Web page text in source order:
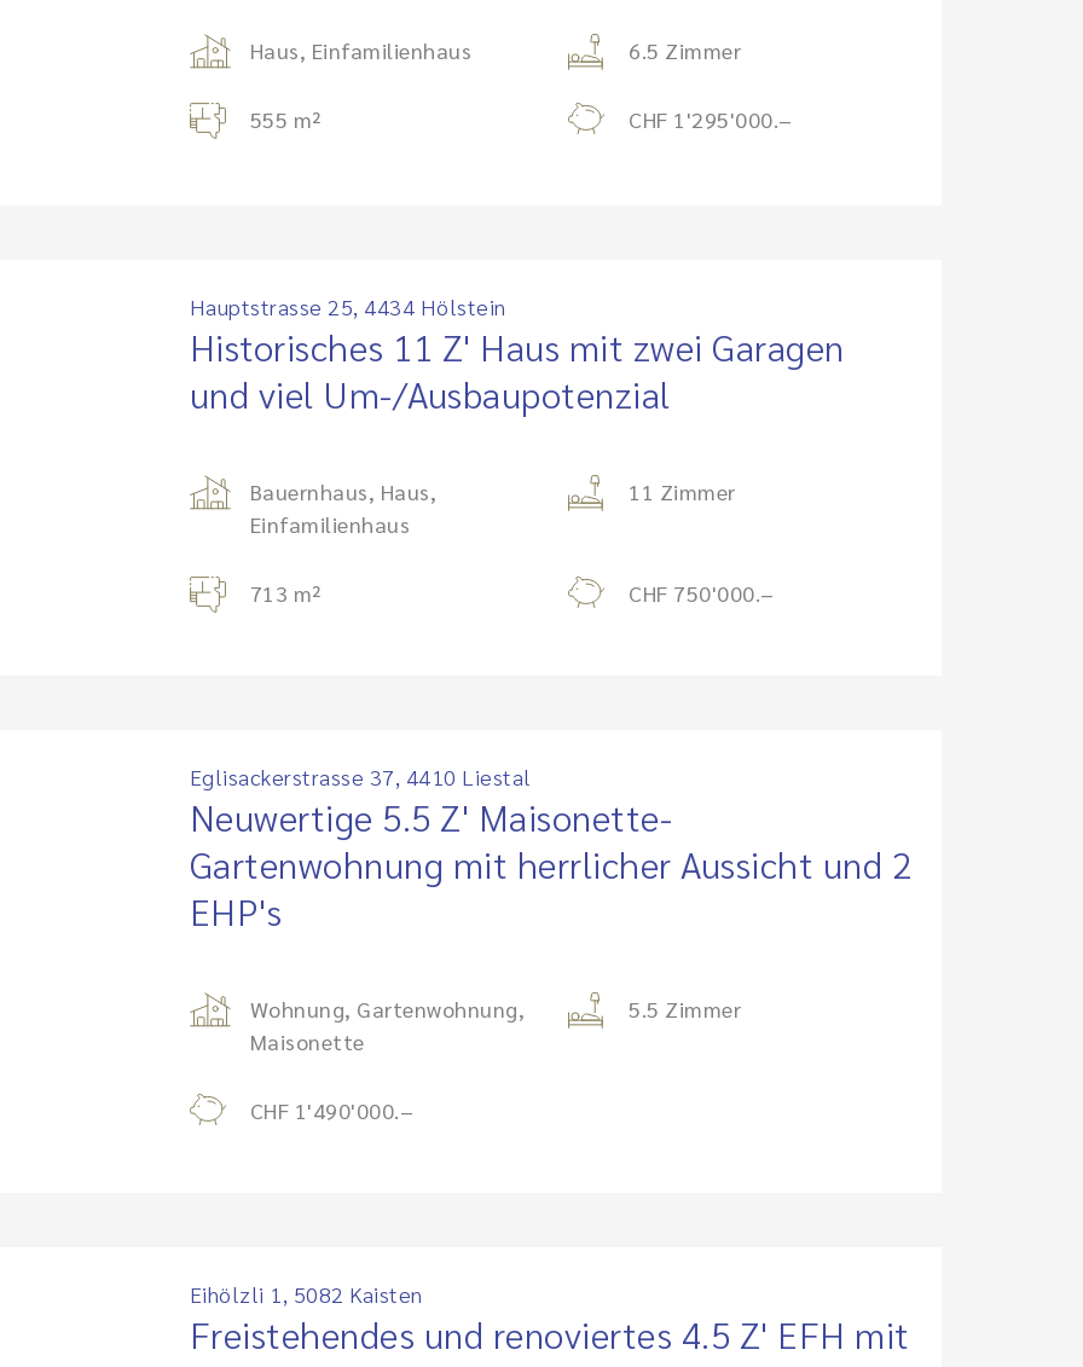
Haus, Einfamilienhaus 6.5 Zimmer
555 m² CHF 1'295'000.–
Hauptstrasse 25, 4434 Hölstein
Historisches 11 Z' Haus mit zwei Garagen
und viel Um-/Ausbaupotenzial
Bauernhaus, Haus,
Einfamilienhaus
11 Zimmer
713 m² CHF 750'000.–
Eglisackerstrasse 37, 4410 Liestal
Neuwertige 5.5 Z' Maisonette-
Gartenwohnung mit herrlicher Aussicht und 2
EHP's
Wohnung, Gartenwohnung,
Maisonette
5.5 Zimmer
CHF 1'490'000.–
Eihölzli 1, 5082 Kaisten
Freistehendes und renoviertes 4.5 Z' EFH mit